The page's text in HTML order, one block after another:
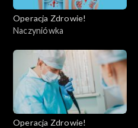
Operacja Zdrowie!
Naczyniówka
Operacja Zdrowie!